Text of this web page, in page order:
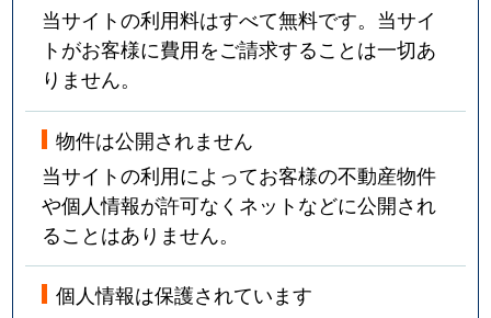
当サイトの利用料はすべて無料です。当サイ
トがお客様に費用をご請求することは一切あ
りません。
物件は公開されません
当サイトの利用によってお客様の不動産物件
や個人情報が許可なくネットなどに公開され
ることはありません。
個人情報は保護されています